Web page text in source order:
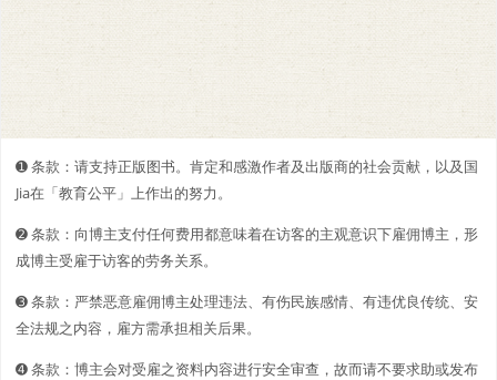
➊️ 条款：请支持正版图书。肯定和感激作者及出版商的社会贡献，以及国
Jia在「教育公平」上作出的努力。
➋️️ 条款：向博主支付任何费用都意味着在访客的主观意识下雇佣博主，形
成博主受雇于访客的劳务关系。
➌ 条款：严禁恶意雇佣博主处理违法、有伤民族感情、有违优良传统、安
全法规之内容，雇方需承担相关后果。
➍ 条款：博主会对受雇之资料内容进行安全审查，故而请不要求助或发布